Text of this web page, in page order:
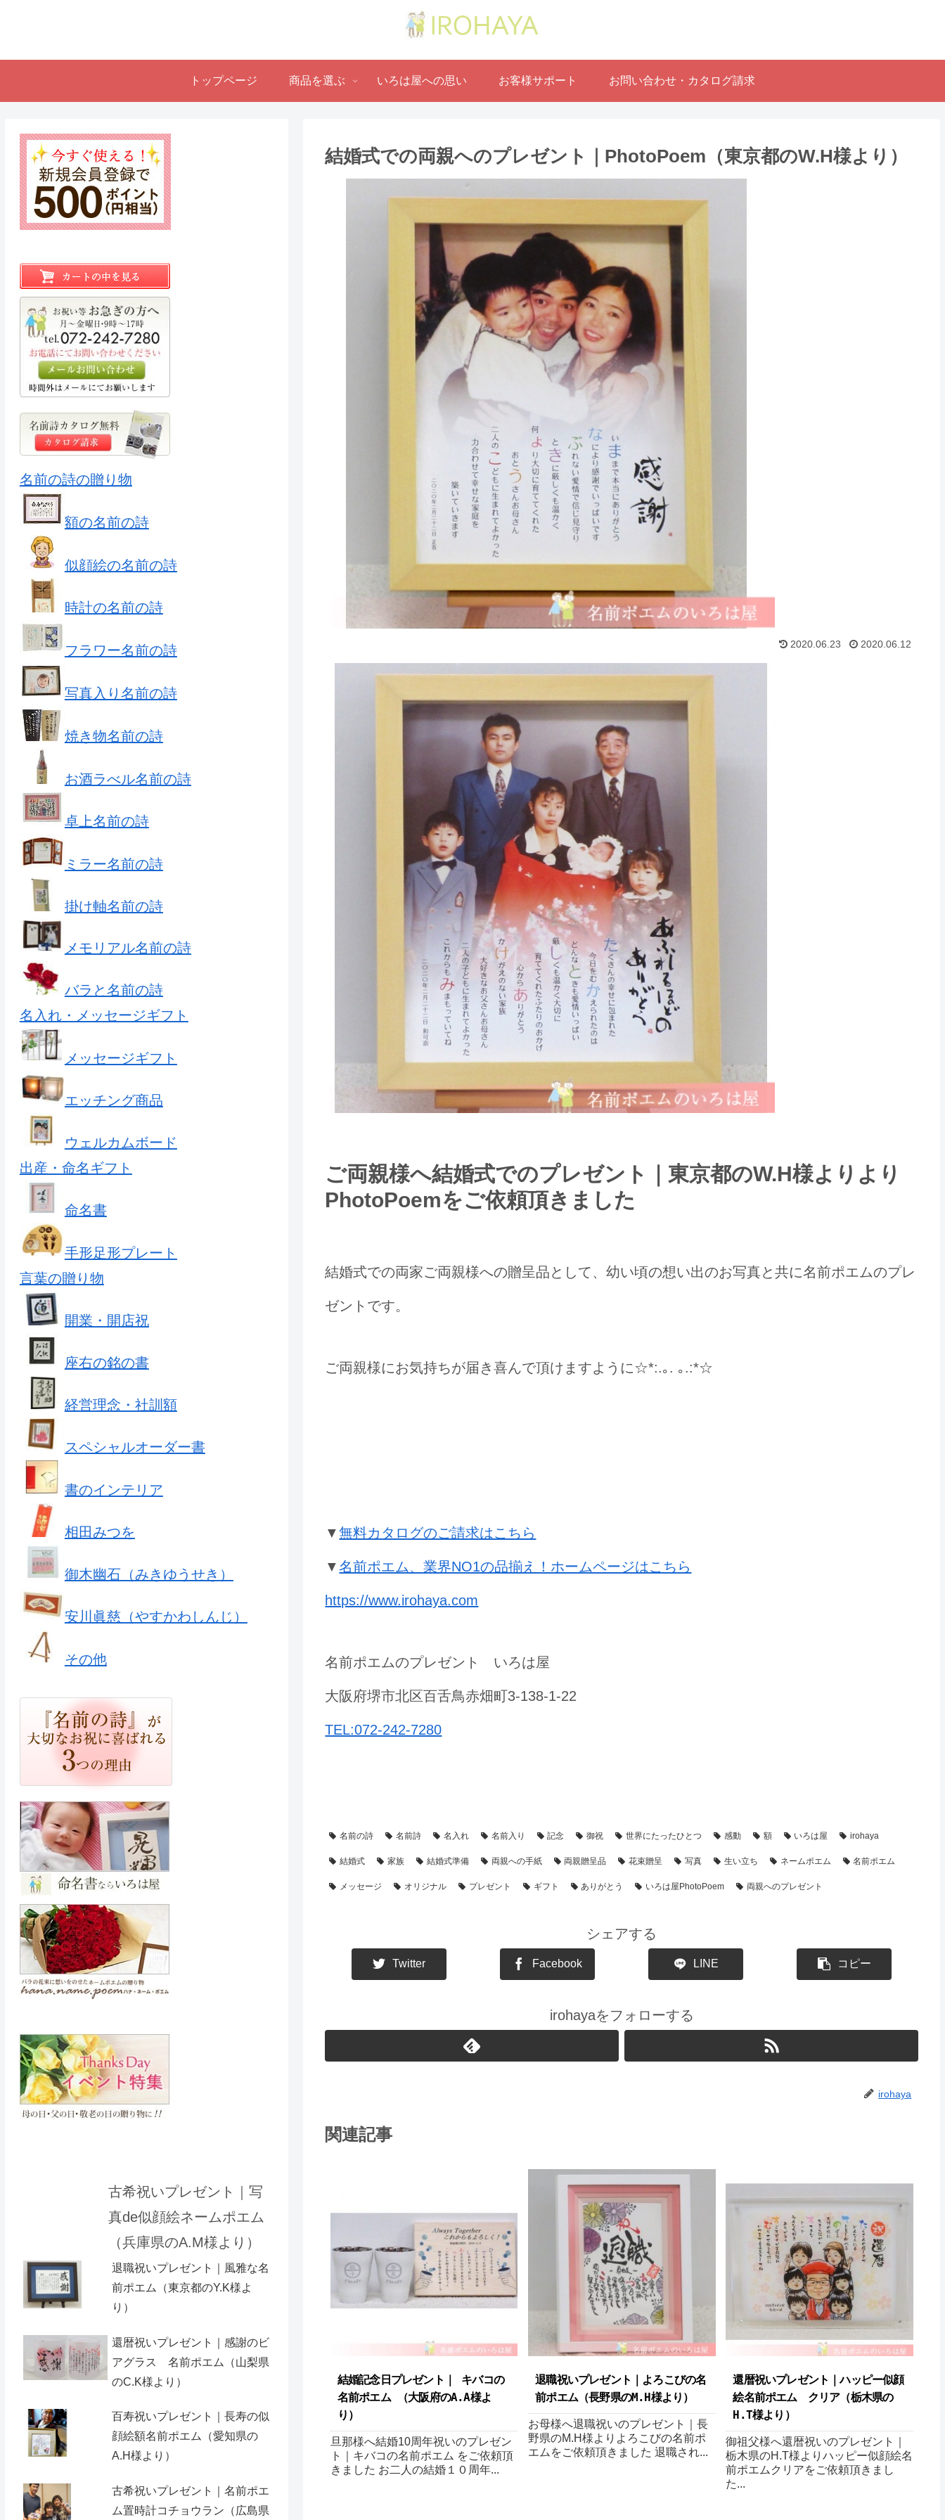
トップページ 商品を選ぶ いろは屋への思い お客様サポート お問い合わせ・カタログ請求
結婚式での両親へのプレゼント｜PhotoPoem（東京都のW.H様より ）
2020.06.23 2020.06.12
ご両親様へ結婚式でのプレゼント｜東京都のW.H様よりより
PhotoPoemをご依頼頂きました
結婚式での両家ご両親様への贈呈品として、幼い頃の想い出のお写真と共に名前ポエムのプレ
ゼントです。
ご両親様にお気持ちが届き喜んで頂けますように☆*:.｡. ｡.:*☆
▼無料カタログのご請求はこちら
▼名前ポエム、業界NO1の品揃え！ホームページはこちら
https://www.irohaya.com
名前ポエムのプレゼント いろは屋
大阪府堺市北区百舌鳥赤畑町3-138-1-22
TEL:072-242-7280
名前の詩 名前詩 名入れ 名前入り 記念 御祝 世界にたったひとつ 感動 額 いろは屋 irohaya
結婚式 家族 結婚式準備 両親への手紙 両親贈呈品 花束贈呈 写真 生い立ち ネームポエム 名前ポエム
メッセージ オリジナル プレゼント ギフト ありがとう いろは屋PhotoPoem 両親へのプレゼント
シェアする
Twitter Facebook LINE コピー
irohayaをフォローする
irohaya
関連記事
結婚記念日プレゼント｜ キバコの
名前ポエム （大阪府のA.A様よ
り ）
旦那様へ結婚10周年祝いのプレゼン
ト｜キバコの名前ポエム をご依頼頂
きました お二人の結婚１０周年...
退職祝いプレゼント｜よろこびの名
前ポエム（長野県のM.H様より ）
お母様へ退職祝いのプレゼント｜長
野県のM.H様よりよろこびの名前ポ
エムをご依頼頂きました 退職され...
還暦祝いプレゼント｜ハッピー似顔
絵名前ポエム クリア（栃木県の
H.T様より ）
御祖父様へ還暦祝いのプレゼント｜
栃木県のH.T様よりハッピー似顔絵名
前ポエムクリアをご依頼頂きまし
た...
名前の詩の贈り物
額の名前の詩
似顔絵の名前の詩
時計の名前の詩
フラワー名前の詩
写真入り名前の詩
焼き物名前の詩
お酒ラべル名前の詩
卓上名前の詩
ミラー名前の詩
掛け軸名前の詩
メモリアル名前の詩
バラと名前の詩
名入れ・メッセージギフト
メッセージギフト
エッチング商品
ウェルカムボード
出産・命名ギフト
命名書
手形足形プレート
言葉の贈り物
開業・開店祝
座右の銘の書
経営理念・社訓額
スペシャルオーダー書
書のインテリア
相田みつを
御木幽石（みきゆうせき）
安川眞慈（やすかわしんじ）
その他
古希祝いプレゼント｜写
真de似顔絵ネームポエム
（兵庫県のA.M様より）
退職祝いプレゼント｜風雅な名
前ポエム（東京都のY.K様よ
り）
還暦祝いプレゼント｜感謝のビ
アグラス 名前ポエム（山梨県
のC.K様より）
百寿祝いプレゼント｜長寿の似
顔絵額名前ポエム（愛知県の
A.H様より ）
古希祝いプレゼント｜名前ポエ
ム置時計コチョウラン（広島県